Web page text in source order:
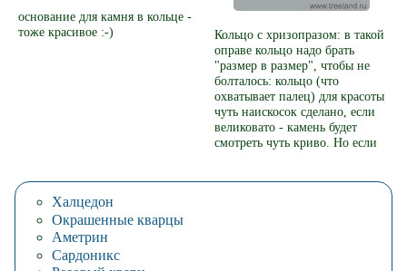
основание для камня в кольце -
тоже красивое :-)
Кольцо с хризопразом: в такой
оправе кольцо надо брать
"размер в размер", чтобы не
болталось: кольцо (что
охватывает палец) для красоты
чуть наискосок сделано, если
великовато - камень будет
смотреть чуть криво. Но если
Халцедон
Окрашенные кварцы
Аметрин
Сардоникс